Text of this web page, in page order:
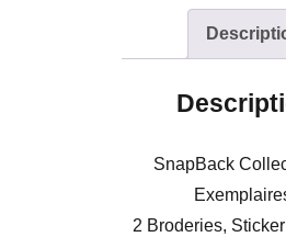
c
e
b
o
o
k
SnapBack
2 Broderies,